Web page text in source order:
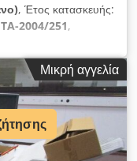
, Έτος κατασκευής:
TA-2004/251,
Έγχρωμη: έως 50
λεπτό σε Α4
έως Α3 Δοχείο
τροφοδότης
13 x 19 ίντσες
m²; Επιπλέον
Ναι (1-1, 1-2, 2-
Μικρή αγγελία